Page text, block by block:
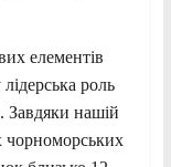
елементів
роль
Завдяки нашій
чорноморських